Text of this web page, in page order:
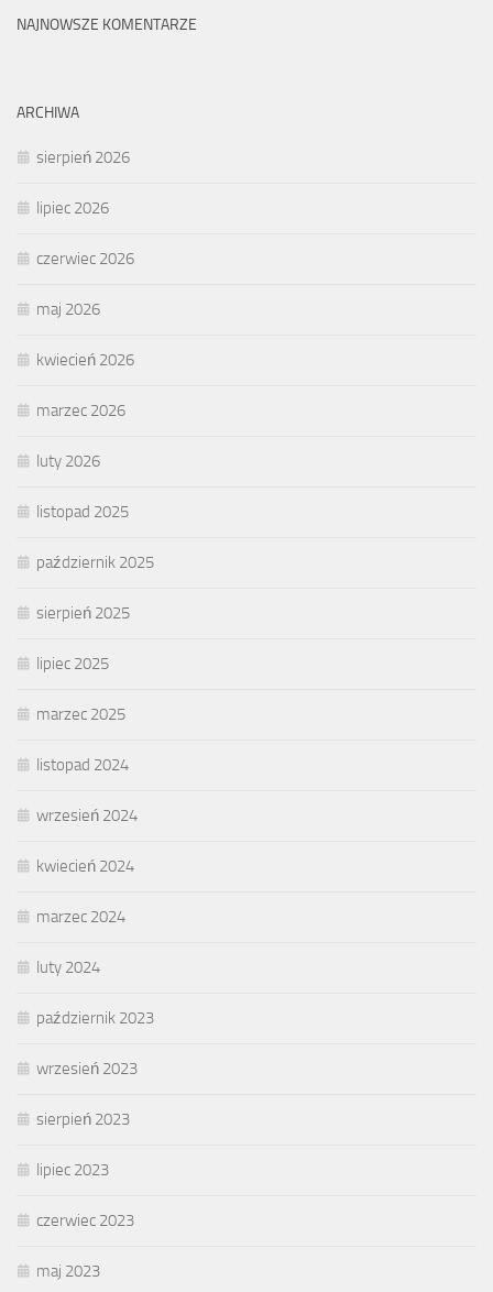
NAJNOWSZE KOMENTARZE
ARCHIWA
sierpień 2026
lipiec 2026
czerwiec 2026
maj 2026
kwiecień 2026
marzec 2026
luty 2026
listopad 2025
październik 2025
sierpień 2025
lipiec 2025
marzec 2025
listopad 2024
wrzesień 2024
kwiecień 2024
marzec 2024
luty 2024
październik 2023
wrzesień 2023
sierpień 2023
lipiec 2023
czerwiec 2023
maj 2023